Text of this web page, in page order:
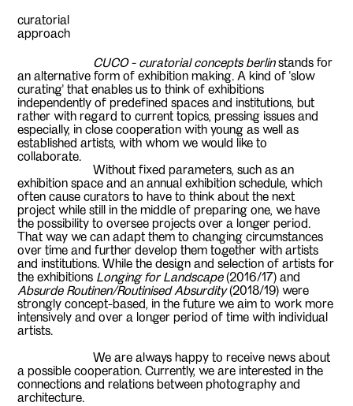
curatorial
approach
CUCO - curatorial concepts berlinstands for
an alternative form of exhibition making. A kind of ‘slow
curating’ that enables us to think of exhibitions
independently of predefined spaces and institutions, but
rather with regard to current topics, pressing issues and
especially, in close cooperation with young as well as
established artists, with whom we would like to
collaborate.
Without fixed parameters, such as an
exhibition space and an annual exhibition schedule, which
often cause curators to have to think about the next
project while still in the middle of preparing one, we have
the possibility to oversee projects over a longer period.
That way we can adapt them to changing circumstances
over time and further develop them together with artists
and institutions. While the design and selection of artists for
the exhibitions Longing for Landscape(2016/17) and
Absurde Routinen/Routinised Absurdity(2018/19) were
strongly concept-based, in the future we aim to work more
intensively and over a longer period of time with individual
artists.
We are always happy to receive news about
a possible cooperation. Currently, we are interested in the
connections and relations between photography and
architecture.